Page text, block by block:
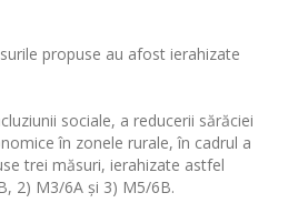
propuse au afost ierahizate
sociale, a reducerii sărăciei
în zonele rurale, în cadrul a
trei măsuri, ierahizate astfel
2) M3/6A și 3) M5/6B.